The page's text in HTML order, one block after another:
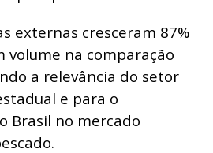
externas cresceram 87%
volume na comparação
a relevância do setor
e para o
Brasil no mercado